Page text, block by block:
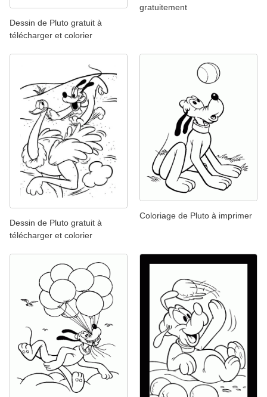
Dessin de Pluto gratuit à
télécharger et colorier
gratuitement
Dessin de Pluto gratuit à
télécharger et colorier
Coloriage de Pluto à imprimer